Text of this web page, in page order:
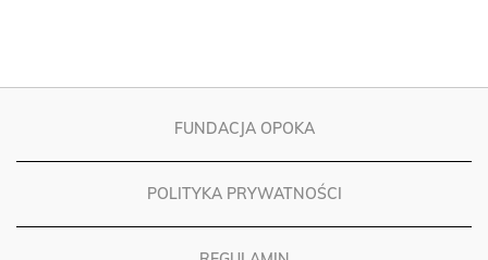
FUNDACJA OPOKA
POLITYKA PRYWATNOŚCI